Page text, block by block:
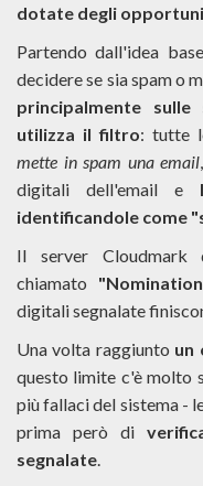
dotate degli
Partendo dall'idea
decidere se sia spam o
principalmente
utilizza il filtro: tutte
mette in spam una email
digitali dell'email e
identificandole come
Il server Cloudmark
chiamato
digitali segnalate
Una volta raggiunto un
questo limite c'è molto
più fallaci del sistema -
prima però di
segnalate.